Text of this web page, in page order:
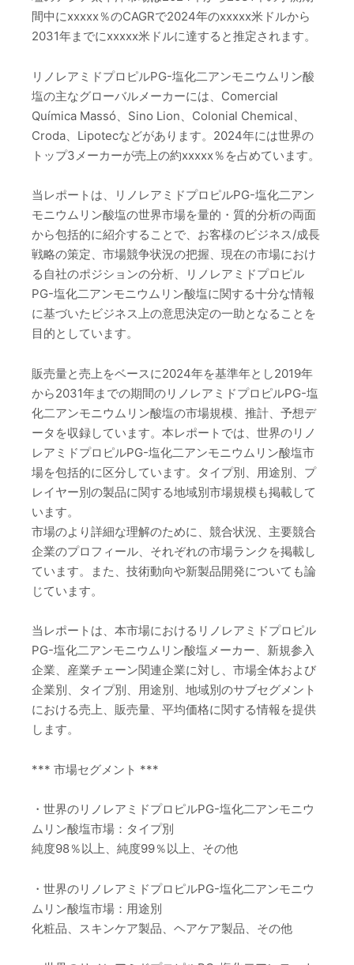
間中にxxxxx％のCAGRで2024年のxxxxx米ドルから
2031年までにxxxxx米ドルに達すると推定されます。
リノレアミドプロピルPG-塩化二アンモニウムリン酸
塩の主なグローバルメーカーには、Comercial
Química Massó、Sino Lion、Colonial Chemical、
Croda、Lipotecなどがあります。2024年には世界の
トップ3メーカーが売上の約xxxxx％を占めています。
当レポートは、リノレアミドプロピルPG-塩化二アン
モニウムリン酸塩の世界市場を量的・質的分析の両面
から包括的に紹介することで、お客様のビジネス/成長
戦略の策定、市場競争状況の把握、現在の市場におけ
る自社のポジションの分析、リノレアミドプロピル
PG-塩化二アンモニウムリン酸塩に関する十分な情報
に基づいたビジネス上の意思決定の一助となることを
目的としています。
販売量と売上をベースに2024年を基準年とし2019年
から2031年までの期間のリノレアミドプロピルPG-塩
化二アンモニウムリン酸塩の市場規模、推計、予想デ
ータを収録しています。本レポートでは、世界のリノ
レアミドプロピルPG-塩化二アンモニウムリン酸塩市
場を包括的に区分しています。タイプ別、用途別、プ
レイヤー別の製品に関する地域別市場規模も掲載して
います。
市場のより詳細な理解のために、競合状況、主要競合
企業のプロフィール、それぞれの市場ランクを掲載し
ています。また、技術動向や新製品開発についても論
じています。
当レポートは、本市場におけるリノレアミドプロピル
PG-塩化二アンモニウムリン酸塩メーカー、新規参入
企業、産業チェーン関連企業に対し、市場全体および
企業別、タイプ別、用途別、地域別のサブセグメント
における売上、販売量、平均価格に関する情報を提供
します。
*** 市場セグメント ***
・世界のリノレアミドプロピルPG-塩化二アンモニウ
ムリン酸塩市場：タイプ別
純度98％以上、純度99％以上、その他
・世界のリノレアミドプロピルPG-塩化二アンモニウ
ムリン酸塩市場：用途別
化粧品、スキンケア製品、ヘアケア製品、その他